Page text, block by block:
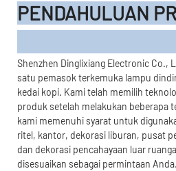
Shenzhen Dinglixiang Electronic Co.,
satu pemasok terkemuka lampu
kedai kopi. Kami telah memilih
produk setelah melakukan beberapa
kami memenuhi syarat untuk
ritel, kantor, dekorasi liburan, pusat
dan dekorasi pencahayaan luar
disesuaikan sebagai permintaan